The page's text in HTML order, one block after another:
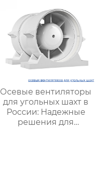
Осевые вентиляторы
для угольных шахт в
России: Надежные
решения для